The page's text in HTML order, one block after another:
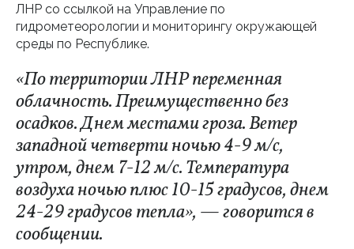
ЛНР со ссылкой на Управление по
гидрометеорологии и мониторингу окружающей
среды по Республике.
«По территории ЛНР переменная
облачность. Преимущественно без
осадков. Днем местами гроза. Ветер
западной четверти ночью 4-9 м/с,
утром, днем 7-12 м/с. Температура
воздуха ночью плюс 10-15 градусов, днем
24-29 градусов тепла», — говорится в
сообщении.